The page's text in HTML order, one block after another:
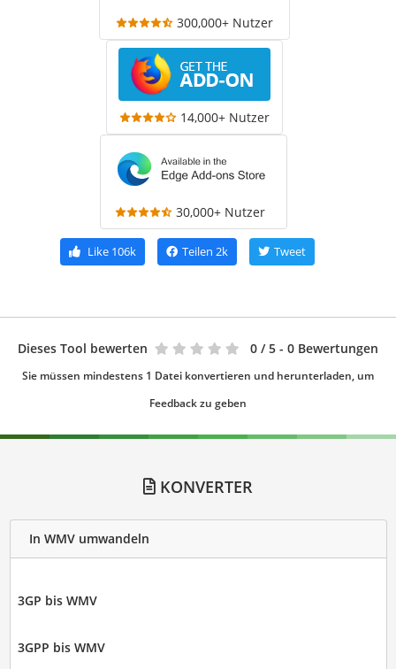
300,000+ Nutzer
14,000+ Nutzer
30,000+ Nutzer
Like 106k Teilen 2k Tweet
Dieses Tool bewerten 0 / 5 - 0 Bewertungen
Sie müssen mindestens 1 Datei konvertieren und herunterladen, um
Feedback zu geben
KONVERTER
In WMV umwandeln
3GP bis WMV
3GPP bis WMV